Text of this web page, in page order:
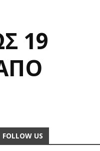
19
FOLLOW US